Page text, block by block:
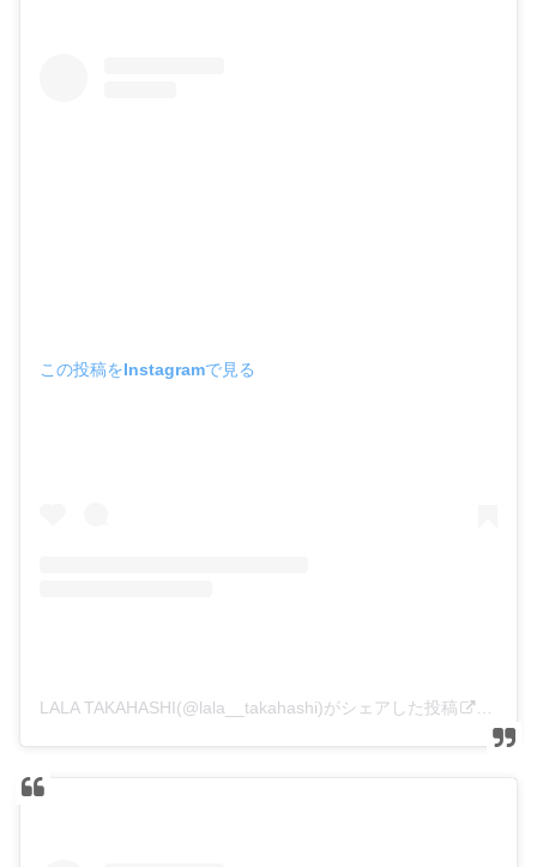
この投稿をInstagramで見る
LALA TAKAHASHI(@lala__takahashi)がシェアした投稿 –